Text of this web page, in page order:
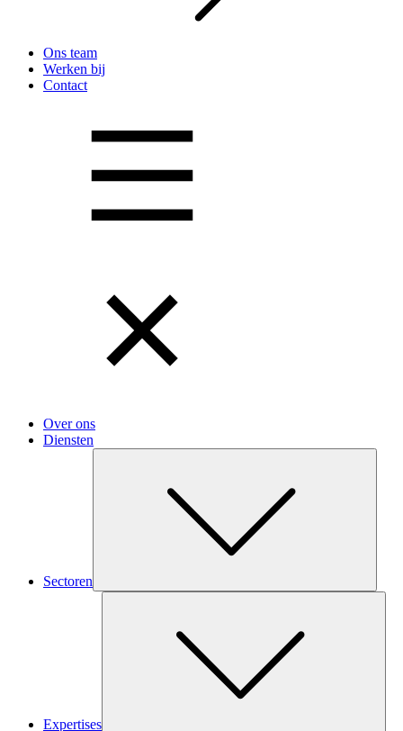
Ons team
Werken bij
Contact
Over ons
Diensten
Sectoren
Expertises